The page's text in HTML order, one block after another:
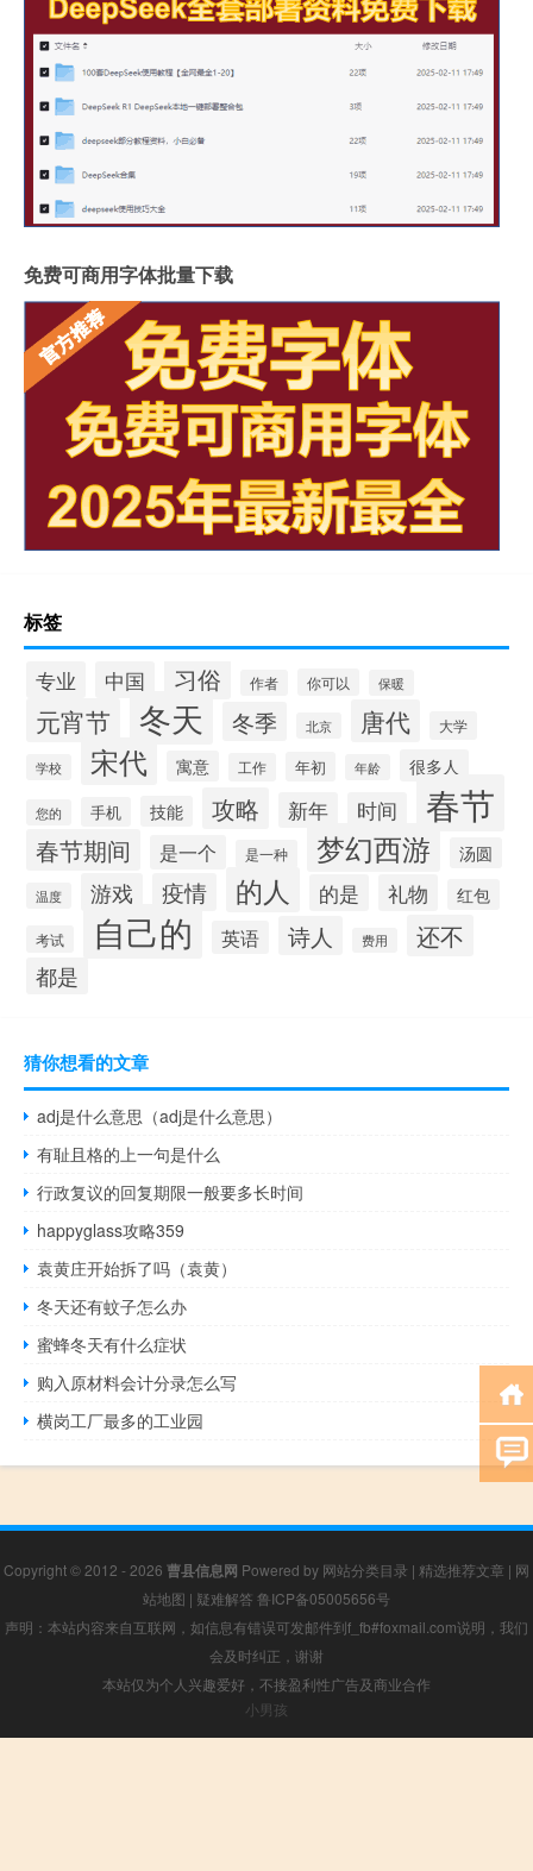
免费可商用字体批量下载
标签
专业 中国 习俗 作者 你可以 保暖
元宵节 冬天 冬季 北京 唐代 大学
学校 宋代 寓意 工作 年初 年龄 很多人
您的 手机 技能 攻略 新年 时间 春节
春节期间 是一个 是一种 梦幻西游 汤圆
温度 游戏 疫情 的人 的是 礼物 红包
考试 自己的 英语 诗人 费用 还不
都是
猜你想看的文章
adj是什么意思（adj是什么意思）
有耻且格的上一句是什么
行政复议的回复期限一般要多长时间
happyglass攻略359
袁黄庄开始拆了吗（袁黄）
冬天还有蚊子怎么办
蜜蜂冬天有什么症状
购入原材料会计分录怎么写
横岗工厂最多的工业园
Copyright © 2012 - 2026 曹县信息网 Powered by 网站分类目录 | 精选推荐文章 | 网
站地图 | 疑难解答 鲁ICP备05005656号
声明：本站内容来自互联网，如信息有错误可发邮件到f_fb#foxmail.com说明，我们
会及时纠正，谢谢
本站仅为个人兴趣爱好，不接盈利性广告及商业合作
小男孩